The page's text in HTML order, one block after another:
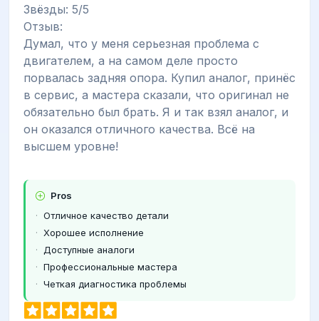
Звёзды: 5/5
Отзыв:
Думал, что у меня серьезная проблема с
двигателем, а на самом деле просто
порвалась задняя опора. Купил аналог, принёс
в сервис, а мастера сказали, что оригинал не
обязательно был брать. Я и так взял аналог, и
он оказался отличного качества. Всё на
высшем уровне!
Pros
Отличное качество детали
Хорошее исполнение
Доступные аналоги
Профессиональные мастера
Четкая диагностика проблемы